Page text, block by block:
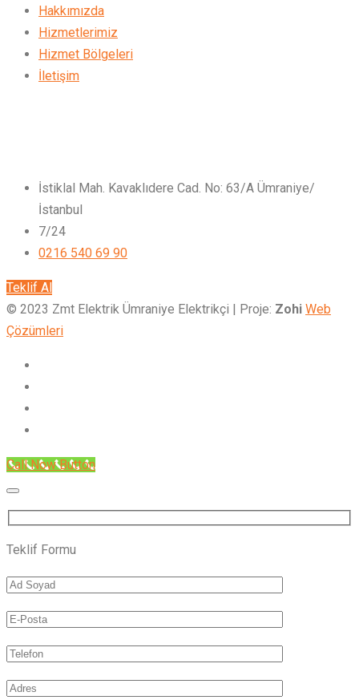
Hakkımızda
Hizmetlerimiz
Hizmet Bölgeleri
İletişim
İstiklal Mah. Kavaklıdere Cad. No: 63/A Ümraniye/
İstanbul
7/24
0216 540 69 90
Teklif Al
© 2023 Zmt Elektrik Ümraniye Elektrikçi | Proje: Zohi Web
Çözümleri
Call Now Button
Teklif Formu